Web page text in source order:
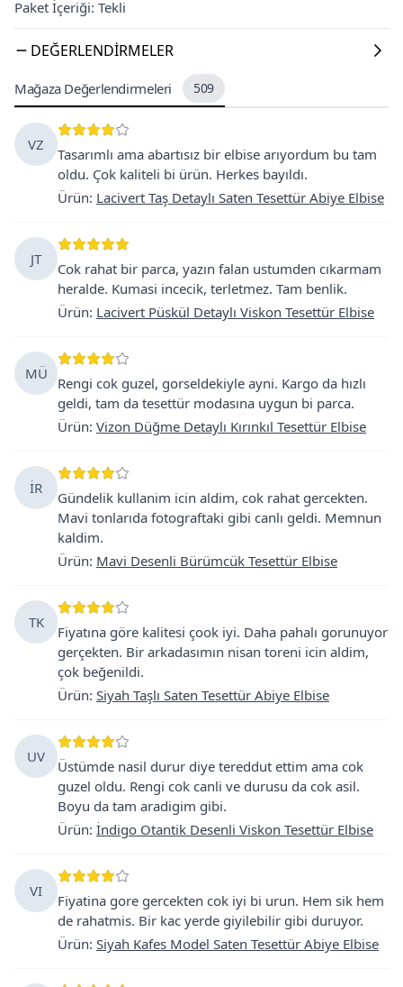
Paket İçeriği: Tekli
DEĞERLENDIRMELER
Mağaza Değerlendirmeleri 509
VZ
Tasarımlı ama abartısız bir elbise arıyordum bu tam
oldu. Çok kaliteli bi ürün. Herkes bayıldı.
Ürün: Lacivert Taş Detaylı Saten Tesettür Abiye Elbise
JT
Cok rahat bir parca, yazın falan ustumden cıkarmam
heralde. Kumasi incecik, terletmez. Tam benlik.
Ürün: Lacivert Püskül Detaylı Viskon Tesettür Elbise
MÜ
Rengi cok guzel, gorseldekiyle ayni. Kargo da hızlı
geldi, tam da tesettür modasına uygun bi parca.
Ürün: Vizon Düğme Detaylı Kırınkıl Tesettür Elbise
İR
Gündelik kullanim icin aldim, cok rahat gercekten.
Mavi tonlarıda fotograftaki gibi canlı geldi. Memnun
kaldim.
Ürün: Mavi Desenli Bürümcük Tesettür Elbise
TK
Fiyatına göre kalitesi çook iyi. Daha pahalı gorunuyor
gerçekten. Bir arkadasımın nisan toreni icin aldim,
çok beğenildi.
Ürün: Siyah Taşlı Saten Tesettür Abiye Elbise
UV
Üstümde nasil durur diye tereddut ettim ama cok
guzel oldu. Rengi cok canli ve durusu da cok asil.
Boyu da tam aradigim gibi.
Ürün: İndigo Otantik Desenli Viskon Tesettür Elbise
VI
Fiyatina gore gercekten cok iyi bi urun. Hem sik hem
de rahatmis. Bir kac yerde giyilebilir gibi duruyor.
Ürün: Siyah Kafes Model Saten Tesettür Abiye Elbise